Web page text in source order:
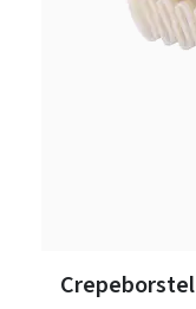
Crepeborstel